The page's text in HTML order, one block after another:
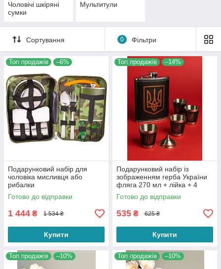
Чоловічі шкіряні
сумки
Мультитули
Сортування 0 Фільтри
Топ продажів –6%
Подарунковий набір для
чоловіка мисливця або
рибалки
Готово до відправки
1 444 ₴ 1 534 ₴
Купити
Топ продажів –14%
Подарунковий набір із
зображенням герба України
фляга 270 мл + лійка + 4
стопки
Готово до відправки
535 ₴ 625 ₴
Купити
Топ продажів –10% Топ продажів –10%